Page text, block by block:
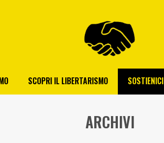
SCOPRI IL LIBERTARISMO SOSTIENICI
ARCHIVI